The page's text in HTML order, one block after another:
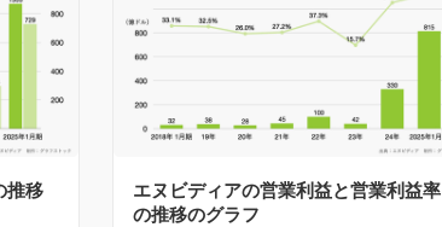
推移
エヌビディアの営業利益と営業利益率
の推移のグラフ